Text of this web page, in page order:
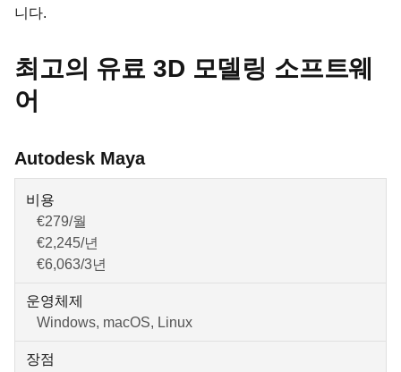
니다.
최고의 유료 3D 모델링 소프트웨
어
Autodesk Maya
비용
€279/월
€2,245/년
€6,063/3년
운영체제
Windows, macOS, Linux
장점